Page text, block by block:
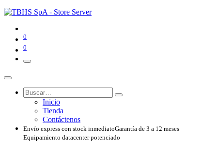
0
0
Inicio
Tienda
Contáctenos
Envío express con stock inmediatoGarantía de 3 a 12 meses
Equipamiento datacenter potenciado